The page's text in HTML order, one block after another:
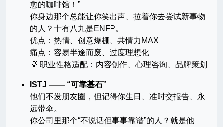
愈的咖啡馆！”
你身边那个总能让你笑出声、拉着你去尝试新事物
的人？十有八九是ENFP。
优点：热情、创意爆棚、共情力MAX
痛点：容易半途而废、过度理想化
💡 职业性格适配：内容创作、心理咨询、品牌策划
ISTJ —— “可靠基石”
他们不发朋友圈，但记得你生日、准时交报告、永
远带伞。
你公司里那个“不说话但事事靠谱”的人？就是他